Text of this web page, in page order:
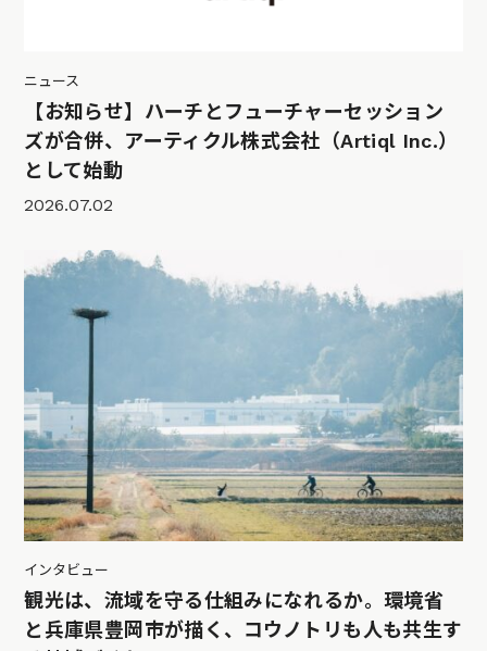
ニュース
【お知らせ】ハーチとフューチャーセッション
ズが合併、アーティクル株式会社（Artiql Inc.）
として始動
2026.07.02
インタビュー
観光は、流域を守る仕組みになれるか。環境省
と兵庫県豊岡市が描く、コウノトリも人も共生す